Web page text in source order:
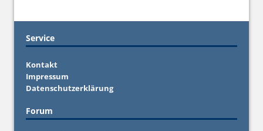
Service
Kontakt
Impressum
Datenschutzerklärung
Forum